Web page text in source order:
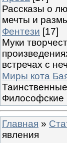
Рассказы о
мечты и
Фентези [17]
Муки
встречах с
Миры кота
Главная »
явления